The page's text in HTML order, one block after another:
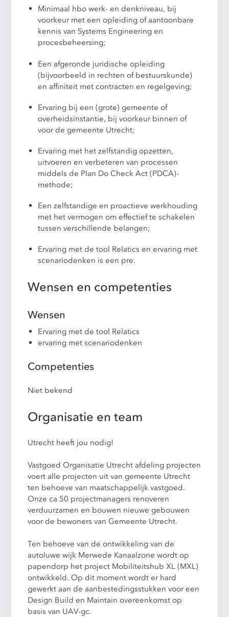
Minimaal hbo werk- en denkniveau, bij
voorkeur met een opleiding of aantoonbare
kennis van Systems Engineering en
procesbeheersing;
Een afgeronde juridische opleiding
(bijvoorbeeld in rechten of bestuurskunde)
en affiniteit met contracten en regelgeving;
Ervaring bij een (grote) gemeente of
overheidsinstantie, bij voorkeur binnen of
voor de gemeente Utrecht;
Ervaring met het zelfstandig opzetten,
uitvoeren en verbeteren van processen
middels de Plan Do Check Act (PDCA)-
methode;
Een zelfstandige en proactieve werkhouding
met het vermogen om effectief te schakelen
tussen verschillende belangen;
Ervaring met de tool Relatics en ervaring met
scenariodenken is een pre.
Wensen en competenties
Wensen
Ervaring met de tool Relatics
ervaring met scenariodenken
Competenties
Niet bekend
Organisatie en team
Utrecht heeft jou nodig!
Vastgoed Organisatie Utrecht afdeling projecten
voert alle projecten uit van gemeente Utrecht
ten behoeve van maatschappelijk vastgoed.
Onze ca 50 projectmanagers renoveren
verduurzamen en bouwen nieuwe gebouwen
voor de bewoners van Gemeente Utrecht.
Ten behoeve van de ontwikkeling van de
autoluwe wijk Merwede Kanaalzone wordt op
papendorp het project Mobiliteitshub XL (MXL)
ontwikkeld. Op dit moment wordt er hard
gewerkt aan de aanbestedingsstukken voor een
Design Build en Maintain overeenkomst op
basis van UAV-gc.